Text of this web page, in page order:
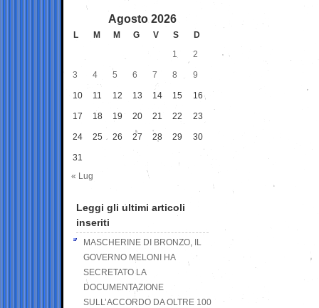
Agosto 2026
L M M G V S
D
1
2
3 4 5 6 7 8 9
10 11 12 13 14 15 16
17 18 19 20 21 22 23
24 25 26 27 28 29 30
31
« Lug
Leggi gli ultimi articoli
inseriti
MASCHERINE DI BRONZO, IL
GOVERNO MELONI HA
SECRETATO LA
DOCUMENTAZIONE
SULL’ACCORDO DA OLTRE 100